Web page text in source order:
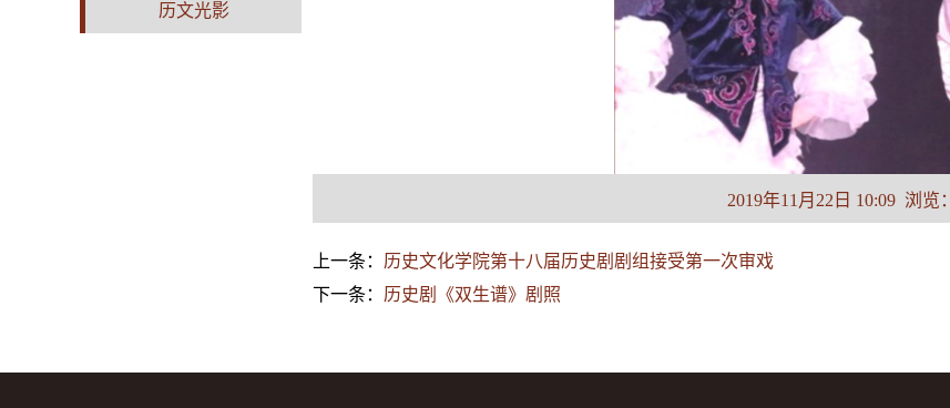
历文光影
2019年11月22日 10:09 浏览：
上一条： 历史文化学院第十八届历史剧剧组接受第一次审戏
下一条： 历史剧《双生谱》剧照